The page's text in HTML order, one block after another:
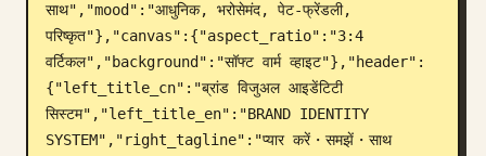
साथ","mood":"आधुनिक, भरोसेमंद, पेट-फ्रेंडली,
परिष्कृत"},"canvas":{"aspect_ratio":"3:4
वर्टिकल","background":"सॉफ्ट वार्म व्हाइट"},"header":
{"left_title_cn":"ब्रांड विजुअल आइडेंटिटी
सिस्टम","left_title_en":"BRAND IDENTITY
SYSTEM","right_tagline":"प्यार करें・समझें・साथ